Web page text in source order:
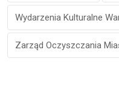
Wydarzenia Kulturalne
Zarząd Oczyszczania